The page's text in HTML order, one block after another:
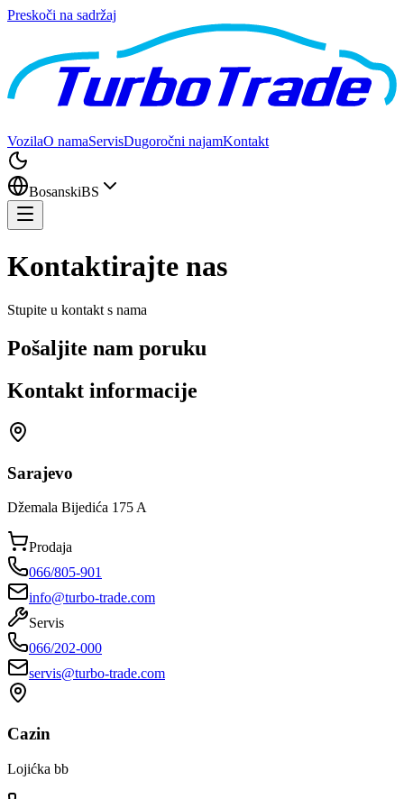
Preskoči na sadržaj
VozilaO namaServisDugoročni najamKontakt
BosanskiBS
Kontaktirajte nas
Stupite u kontakt s nama
Pošaljite nam poruku
Kontakt informacije
Sarajevo
Džemala Bijedića 175 A
Prodaja
066/805-901
info@turbo-trade.com
Servis
066/202-000
servis@turbo-trade.com
Cazin
Lojićka bb